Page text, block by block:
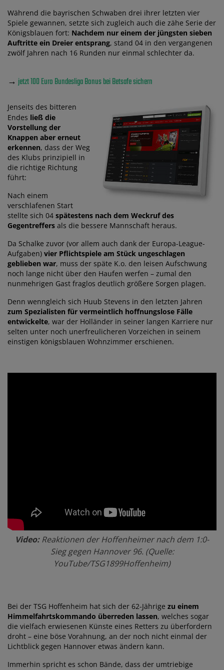
Während die bayrischen Schwaben drei ihrer letzten vier
Spiele gewannen, setzte sich zugleich auch die zähe Serie der
Königsblauen fort: Nachdem nur einem der jüngsten sieben
Auftritte ein Dreier entsprang, stand 04 in den vergangenen
zwölf Jahren nach 16 Runden nur einmal schlechter da.
→ jetzt 100 Euro Bundesliga Bonus bei Betsafe sichern
Jenseits des bitteren
Endes ließ die
Vorstellung der
Knappen aber erneut
erkennen, dass der Weg
des Klubs prinzipiell in
die richtige Richtung
führt:
Nach einem
verschlafenen Start
stellte sich 04 spätestens nach dem Weckruf des
Gegentreffers als die bessere Mannschaft heraus.
Da Schalke zuvor (vor allem auch dank der Europa-League-
Aufgaben) vier Pflichtspiele am Stück ungeschlagen
geblieben war, muss der späte K.o. den leisen Aufschwung
noch lange nicht über den Haufen werfen – zumal den
nunmehrigen Gast fraglos deutlich größere Sorgen plagen.
Denn wenngleich sich Huub Stevens in den letzten Jahren
zum Spezialisten für vermeintlich hoffnungslose Fälle
entwickelte, war der Holländer in seiner langen Karriere nur
selten unter noch unerfreulicheren Vorzeichen in seinem
einstigen königsblauen Wohnzimmer erschienen.
Video:Reaktionen der Hoffenheimer nach dem 1:0-
Sieg gegen Hannover 96. (Quelle:
YouTube/TSG1899Hoffenheim)
Bei der TSG Hoffenheim hat sich der 62-Jährige zu einem
Himmelfahrtskommando überreden lassen, welches sogar
die vielfach erwiesenen Künste eines Retters zu überfordern
droht – eine böse Vorahnung, an der noch nicht einmal der
Lichtblick gegen Hannover etwas ändern kann.
Immerhin spricht es schon Bände, dass der umtriebige